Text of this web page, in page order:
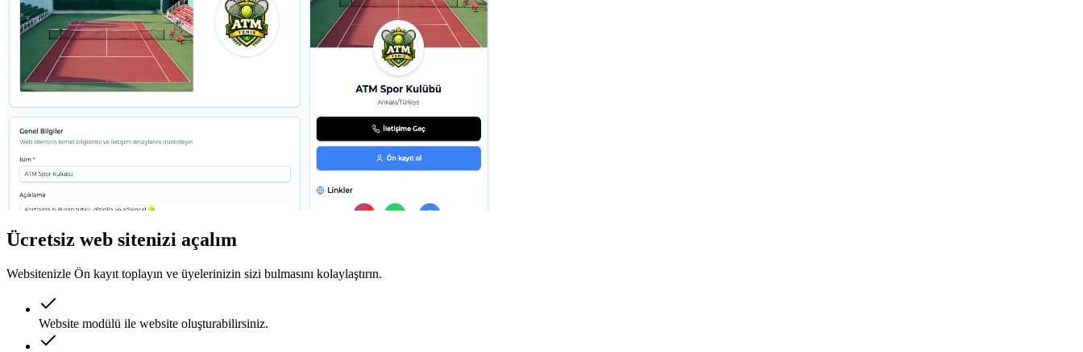
Ücretsiz web sitenizi açalım
Websitenizle Ön kayıt toplayın ve üyelerinizin sizi bulmasını kolaylaştırın.
Website modülü ile website oluşturabilirsiniz.